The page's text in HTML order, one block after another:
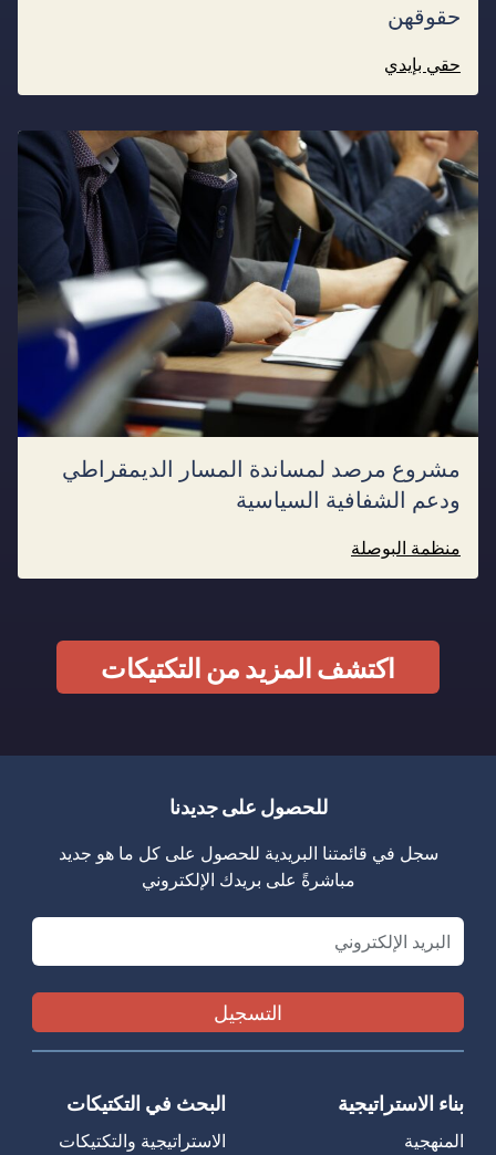
حقوقهن
حقي بإيدي
مشروع مرصد لمساندة المسار الديمقراطي
ودعم الشفافية السياسية
منظمة البوصلة
اكتشف المزيد من التكتيكات
للحصول على جديدنا
سجل في قائمتنا البريدية للحصول على كل ما هو جديد
مباشرةً على بريدك الإلكتروني
Email
بناء الاستراتيجية
المنهجية
البحث في التكتيكات
الاستراتيجية والتكتيكات